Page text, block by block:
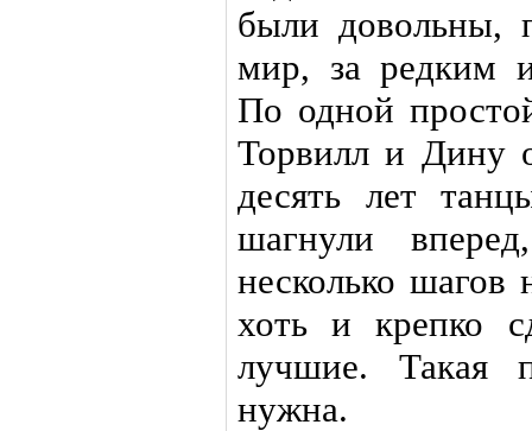
были довольны,
мир, за редким
По одной
Торвилл и Дину
десять лет
шагнули
несколько шагов
хоть и крепко
лучшие. Такая
нужна.